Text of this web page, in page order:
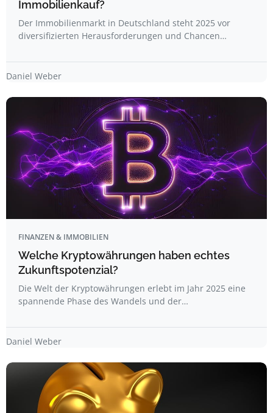
Immobilienkauf?
Der Immobilienmarkt in Deutschland steht 2025 vor
diversifizierten Herausforderungen und Chancen…
Daniel Weber
FINANZEN & IMMOBILIEN
Welche Kryptowährungen haben echtes
Zukunftspotenzial?
Die Welt der Kryptowährungen erlebt im Jahr 2025 eine
spannende Phase des Wandels und der…
Daniel Weber